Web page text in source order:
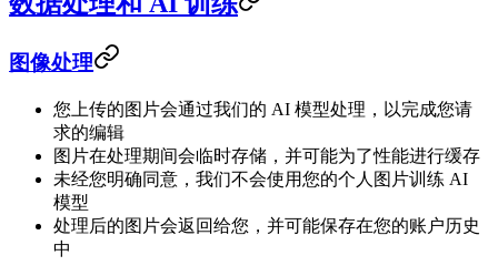
图像处理
您上传的图片会通过我们的 AI 模型处理，以完成您请
求的编辑
图片在处理期间会临时存储，并可能为了性能进行缓存
未经您明确同意，我们不会使用您的个人图片训练 AI
模型
处理后的图片会返回给您，并可能保存在您的账户历史
中